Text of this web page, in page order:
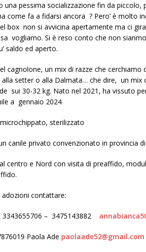
una pessima socializzazione fin da piccolo,
come fa a fidarsi ancora ? Pero’ è molto
box non si avvicina apertamente ma ci
vogliamo. Si è reso conto che non
saldo ed aperto.
cagnolone, un mix di razze che
setter o alla Dalmata… che dire, un mix
sui 30-32 kg. Nato nel 2021, ha vissuto
a gennaio 2024
sterilizzato
canile privato convenzionato in provincia
centro e Nord con visita di preaffido,
adozioni contattare:
3343655706 – 3475143882
Paola Ade paolaade52@gmail.com